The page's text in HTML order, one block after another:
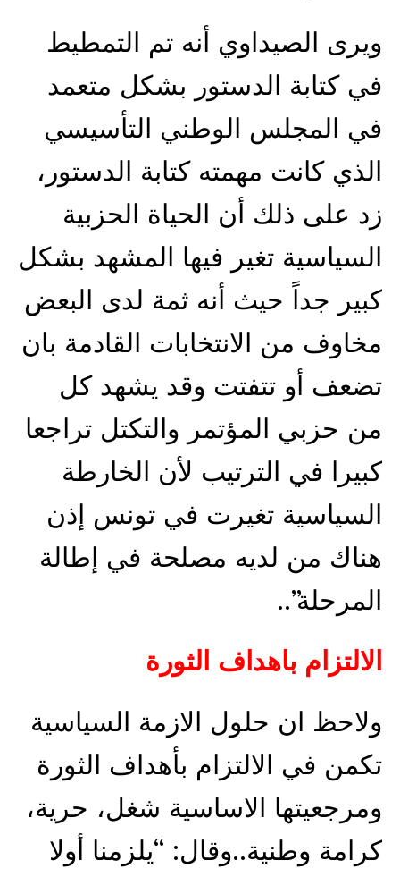
ويرى الصيداوي أنه تم التمطيط
في كتابة الدستور بشكل متعمد
في المجلس الوطني التأسيسي
الذي كانت مهمته كتابة الدستور،
زد على ذلك أن الحياة الحزبية
السياسية تغير فيها المشهد بشكل
كبير جداً حيث أنه ثمة لدى البعض
مخاوف من الانتخابات القادمة بان
تضعف أو تتفتت وقد يشهد كل
من حزبي المؤتمر والتكتل تراجعا
كبيرا في الترتيب لأن الخارطة
السياسية تغيرت في تونس إذن
هناك من لديه مصلحة في إطالة
المرحلة”..
الالتزام باهداف الثورة
ولاحظ ان حلول الازمة السياسية
تكمن في الالتزام بأهداف الثورة
ومرجعيتها الاساسية شغل، حرية،
كرامة وطنية..وقال: “يلزمنا أولا